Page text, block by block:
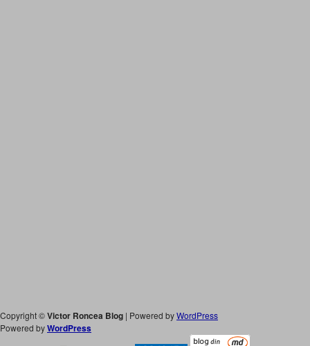
Copyright ©Victor Roncea Blog | Powered byWordPress
Powered byWordPress